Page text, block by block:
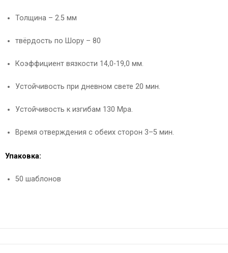
Толщина – 2.5 мм
твёрдость по Шору – 80
Коэффициент вязкости 14,0-19,0 мм.
Устойчивость при дневном свете 20 мин.
Устойчивость к изгибам 130 Mpa.
Время отверждения с обеих сторон 3–5 мин.
Упаковка:
50 шаблонов